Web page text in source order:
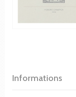
Informations